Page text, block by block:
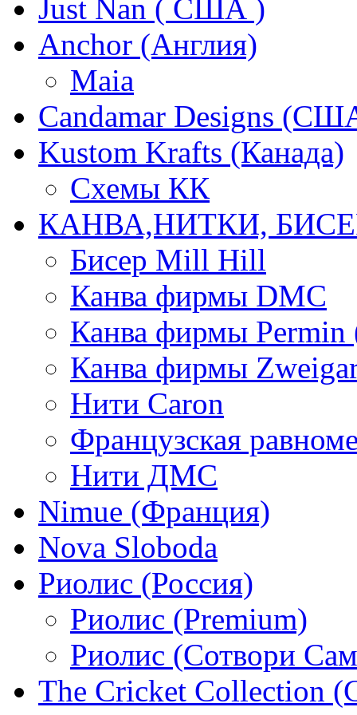
Just Nan ( США )
Anchor (Англия)
Maia
Candamar Designs
Kustom Krafts (Канада)
Схемы КК
КАНВА,НИТКИ,
Бисер Mill Hill
Канва фирмы DMC
Канва фирмы Permin
Канва фирмы
Нити Caron
Французская
Нити ДМС
Nimue (Франция)
Nova Sloboda
Риолис (Россия)
Риолис (Premium)
Риолис (Сотвори
The Cricket Collection